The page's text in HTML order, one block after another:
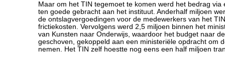
Maar om het TIN tegemoet te komen werd het bedrag via
ten goede gebracht aan het instituut. Anderhalf miljoen
de ontslagvergoedingen voor de medewerkers van het
frictiekosten. Vervolgens werd 2,5 miljoen binnen het
van Kunsten naar Onderwijs, waardoor het budget naar
geschoven, gekoppeld aan een ministeriële opdracht om
nemen. Het TIN zelf hoestte nog eens een half miljoen